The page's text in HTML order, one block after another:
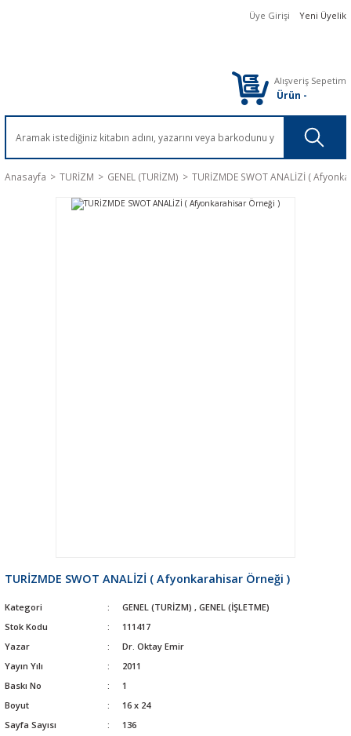
Üye Girişi Yeni Üyelik
Alışveriş Sepetim
Ürün -
Anasayfa TURİZM GENEL (TURİZM) TURİZMDE SWOT ANALİZİ (
TURİZMDE SWOT ANALİZİ ( Afyonkarahisar Örneği )
Kategori GENEL (TURİZM) , GENEL (İŞLETME)
Stok Kodu
111417
Yazar
Dr. Oktay Emir
Yayın Yılı
2011
Baskı No
1
Boyut
16 x 24
Sayfa Sayısı
136